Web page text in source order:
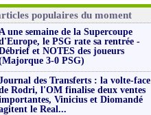
populaires du moment
une semaine de la Supercoupe
le PSG rate sa rentrée -
et NOTES des joueurs
3-0 PSG)
des Transferts : la volte-face
Rodri, l'OM finalise deux ventes
Vinicius et Diomandé
le Real...